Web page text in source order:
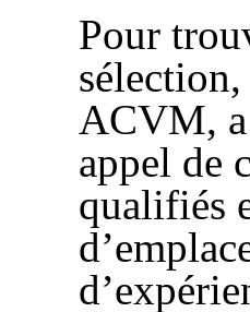
Pour
ACVM, a
appel de
qualifiés